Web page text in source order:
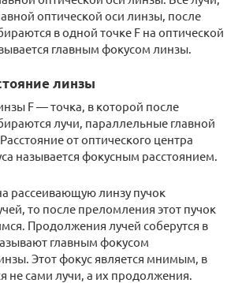
оптической оси линзы, после
в одной точке F на оптической
главным фокусом линзы.
линзы
F — точка, в которой после
лучи, параллельные главной
от оптического центра
называется фокусным расстоянием.
рассеивающую линзу пучок
то после преломления этот пучок
Продолжения лучей соберутся в
главным фокусом
Этот фокус является мнимым, в
не сами лучи, а их продолжения.